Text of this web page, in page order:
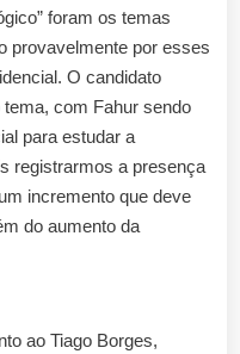
foram os temas
provavelmente por esses
O candidato
com Fahur sendo
para estudar a
registrarmos a presença
incremento que deve
do aumento da
ao Tiago Borges,